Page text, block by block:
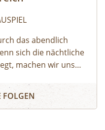
das abendlich
sich die nächtliche
machen wir uns
seltene Tiere
Wir
FOLGEN